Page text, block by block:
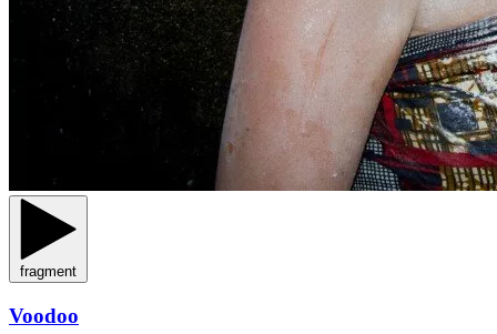
fragment
Voodoo